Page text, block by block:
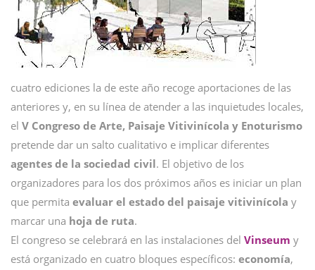
cuatro ediciones la de este año recoge aportaciones de las
anteriores y, en su línea de atender a las inquietudes locales,
el V Congreso de Arte, Paisaje Vitivinícola y Enoturismo
pretende dar un salto cualitativo e implicar diferentes
agentes de la sociedad civil. El objetivo de los
organizadores para los dos próximos años es iniciar un plan
que permita evaluar el estado del paisaje vitivinícola y
marcar una hoja de ruta.
El congreso se celebrará en las instalaciones del Vinseum y
está organizado en cuatro bloques específicos: economía,